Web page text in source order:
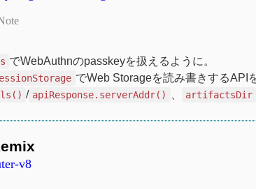
でWebAuthnのpasskeyを扱えるように。
でWeb Storageを読み書きするAPI
/ apiResponse.serverAddr() artifactsDir
v8